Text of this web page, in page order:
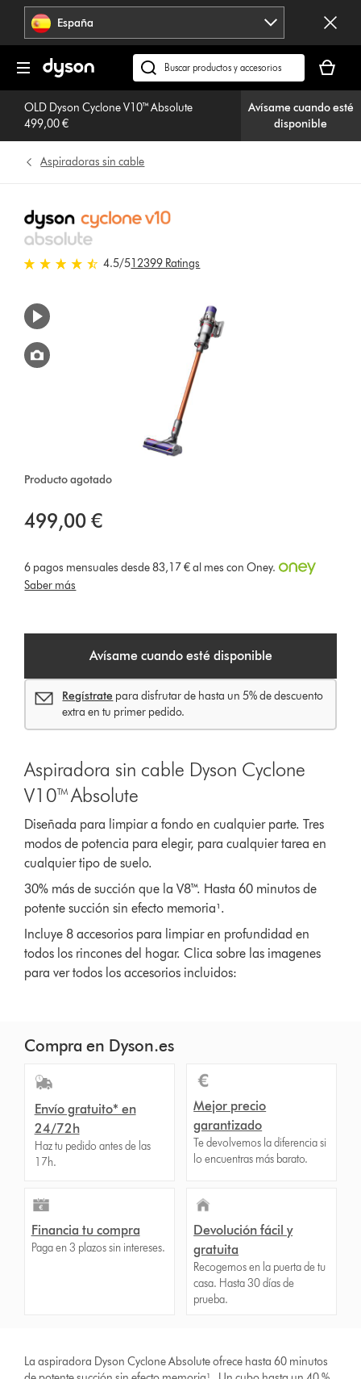
Omitir
navegación España
Buscar
en
dyson.es
cesta
está
vacía
OLD Dyson Cyclone V10™ Absolute
499,00 €
Avísame cuando esté
disponible
Aspiradoras sin cable
4.5 estrellas de 5 de 12399 Ratings
4.5/512399 Ratings
Producto agotado
499,00 €
6 pagos mensuales desde 83,17 € al mes con Oney.
Saber más
Avísame cuando esté disponible
Regístrate para disfrutar de hasta un 5% de descuento
extra en tu primer pedido.
Aspiradora sin cable Dyson Cyclone
V10™ Absolute
Diseñada para limpiar a fondo en cualquier parte. Tres
modos de potencia para elegir, para cualquier tarea en
cualquier tipo de suelo.
30% más de succión que la V8™. Hasta 60 minutos de
potente succión sin efecto memoria¹.
Incluye 8 accesorios para limpiar en profundidad en
todos los rincones del hogar. Clica sobre las imagenes
para ver todos los accesorios incluidos:
Compra en Dyson.es
Envío gratuito* en
24/72h
Haz tu pedido antes de las
17h.
Mejor precio
garantizado
Te devolvemos la diferencia si
lo encuentras más barato.
Financia tu compra
Paga en 3 plazos sin intereses.
Devolución fácil y
gratuita
Recogemos en la puerta de tu
casa. Hasta 30 días de
prueba.
La aspiradora Dyson Cyclone Absolute ofrece hasta 60 minutos